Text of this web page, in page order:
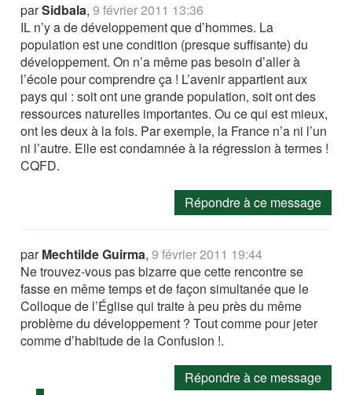
parSidbala,9 février 2011 13:36
IL n’y a de développement que d’hommes. La
population est une condition (presque suffisante) du
développement. On n’a même pas besoin d’aller à
l’école pour comprendre ça ! L’avenir appartient aux
pays qui : soit ont une grande population, soit ont des
ressources naturelles importantes. Ou ce qui est mieux,
ont les deux à la fois. Par exemple, la France n’a ni l’un
ni l’autre. Elle est condamnée à la régression à termes !
CQFD.
Répondre à ce message
parMechtilde Guirma,9 février 2011 19:44
Ne trouvez-vous pas bizarre que cette rencontre se
fasse en même temps et de façon simultanée que le
Colloque de l’Église qui traite à peu près du même
problème du développement ? Tout comme pour jeter
comme d’habitude de la Confusion !.
Répondre à ce message